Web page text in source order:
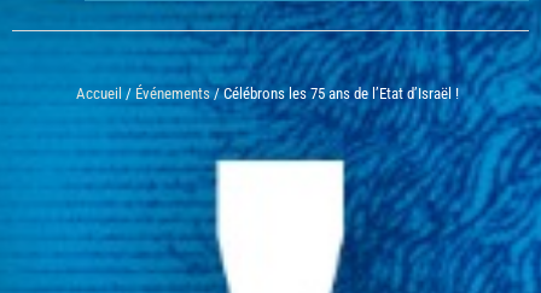
Accueil / Événements/ Célébrons les 75 ans de l’Etat d’Israël !